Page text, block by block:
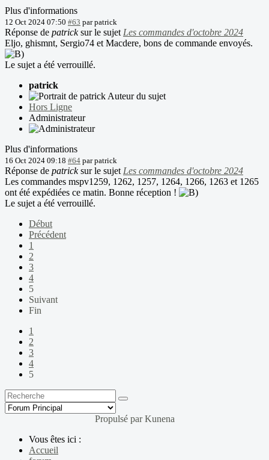
Plus d'informations
12 Oct 2024 07:50 #63 parpatrick
Réponse de patricksur le sujet Les commandes d'octobre 2024
Eljo, ghismnt, Sergio74 et Macdere, bons de commande envoyés.
Le sujet a été verrouillé.
patrick
Auteur du sujet
Hors Ligne
Administrateur
Plus d'informations
16 Oct 2024 09:18 #64 parpatrick
Réponse de patricksur le sujet Les commandes d'octobre 2024
Les commandes mspv1259, 1262, 1257, 1264, 1266, 1263 et 1265
ont été expédiées ce matin. Bonne réception !
Le sujet a été verrouillé.
Début
Précédent
1
2
3
4
5
Suivant
Fin
1
2
3
4
5
Propulsé parKunena
Vous êtes ici :
Accueil